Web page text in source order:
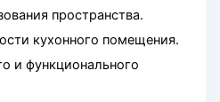
пространства.
кухонного помещения.
и функционального